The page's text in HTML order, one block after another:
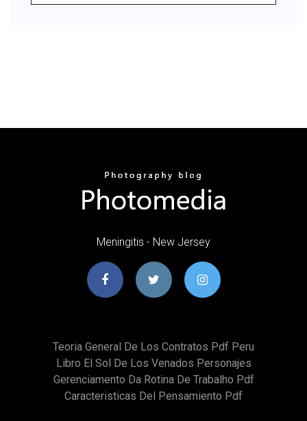
Meningitis - New Jersey
Teoria General De Los Contratos Pdf Peru
Libro El Sol De Los Venados Personajes
Gerenciamento Da Rotina De Trabalho Pdf
Caracteristicas Del Pensamiento Pdf